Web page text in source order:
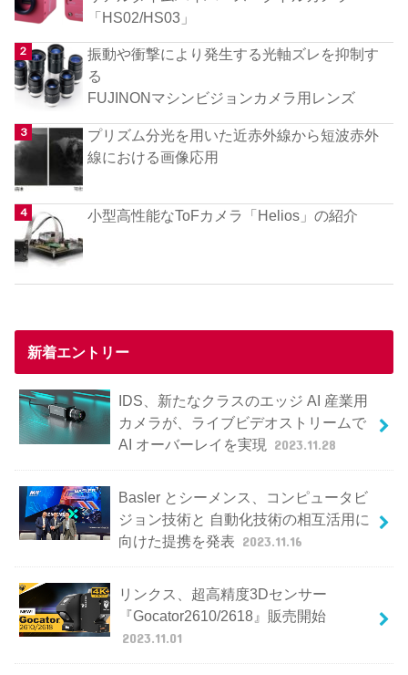
「HS02/HS03」
振動や衝撃により発生する光軸ズレを抑制す
る
FUJINONマシンビジョンカメラ用レンズ
プリズム分光を用いた近赤外線から短波赤外
線における画像応用
小型高性能なToFカメラ「Helios」の紹介
新着エントリー
IDS、新たなクラスのエッジ AI 産業用
カメラが、ライブビデオストリームで
AI オーバーレイを実現
2023.11.28
Basler とシーメンス、コンピュータビ
ジョン技術と 自動化技術の相互活用に
向けた提携を発表 2023.11.16
リンクス、超高精度3Dセンサー
『Gocator2610/2618』販売開始
2023.11.01